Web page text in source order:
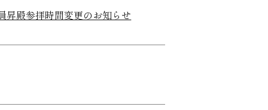
殿参拝時間変更のお知らせ